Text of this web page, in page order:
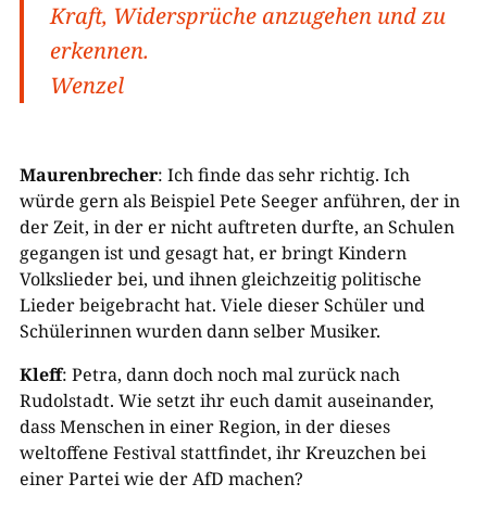
Kraft, Widersprüche anzugehen und zu
erkennen.
Wenzel
Maurenbrecher: Ich finde das sehr richtig. Ich
würde gern als Beispiel Pete Seeger anführen, der in
der Zeit, in der er nicht auftreten durfte, an Schulen
gegangen ist und gesagt hat, er bringt Kindern
Volkslieder bei, und ihnen gleichzeitig politische
Lieder beigebracht hat. Viele dieser Schüler und
Schülerinnen wurden dann selber Musiker.
Kleff: Petra, dann doch noch mal zurück nach
Rudolstadt. Wie setzt ihr euch damit auseinander,
dass Menschen in einer Region, in der dieses
weltoffene Festival stattfindet, ihr Kreuzchen bei
einer Partei wie der AfD machen?